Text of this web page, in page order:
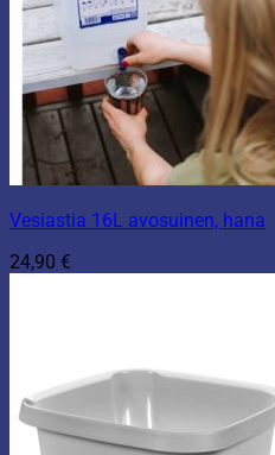
Vesiastia 16L avosuinen, hana
24,90 €